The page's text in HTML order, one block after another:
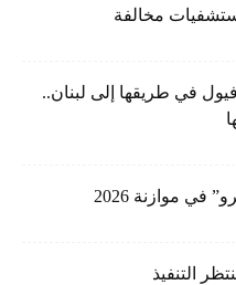
مخالفة
فيول في طريقها إلى لبنان..
في موازنة 2026
التنفيذ